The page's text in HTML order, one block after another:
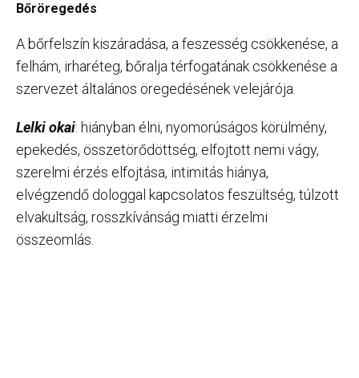
Bőröregedés
A bőrfelszín kiszáradása, a feszesség csökkenése, a
felhám, irharéteg, bőralja térfogatának csökkenése a
szervezet általános öregedésének velejárója.
Lelki okai: hiányban élni, nyomorúságos körülmény,
epekedés, összetörődöttség, elfojtott nemi vágy,
szerelmi érzés elfojtása, intimitás hiánya,
elvégzendő dologgal kapcsolatos feszültség, túlzott
elvakultság, rosszkívánság miatti érzelmi
összeomlás.